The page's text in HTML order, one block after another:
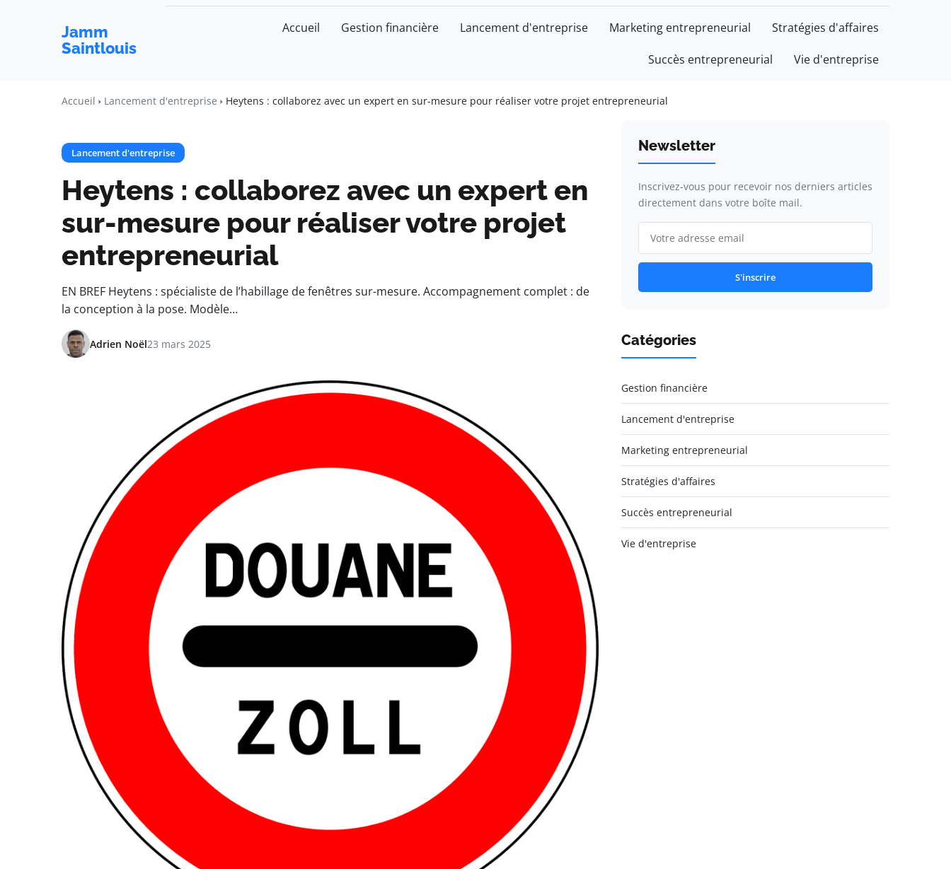
Jamm
Saintlouis
Accueil Gestion financière Lancement d'entreprise Marketing entrepreneurial Stratégies d'affaires
Succès entrepreneurial Vie d'entreprise
Accueil Lancement d'entreprise Heytens : collaborez avec un expert en sur-mesure pour réaliser votre projet entrepreneurial
Lancement d'entreprise
Heytens : collaborez avec un expert en
sur-mesure pour réaliser votre projet
entrepreneurial
EN BREF Heytens : spécialiste de l’habillage de fenêtres sur-mesure. Accompagnement complet : de
la conception à la pose. Modèle…
Adrien Noël23 mars 2025
Newsletter
Inscrivez-vous pour recevoir nos derniers articles
directement dans votre boîte mail.
S'inscrire
Catégories
Gestion financière
Lancement d'entreprise
Marketing entrepreneurial
Stratégies d'affaires
Succès entrepreneurial
Vie d'entreprise